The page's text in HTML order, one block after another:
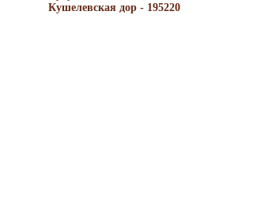
Кушелевская дор - 195220